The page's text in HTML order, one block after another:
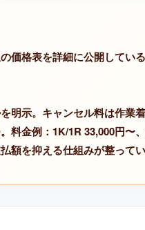
価格表を詳細に公開している
明示。キャンセル料は作業
料金例：1K/1R 33,000円〜
額を抑える仕組みが整ってい